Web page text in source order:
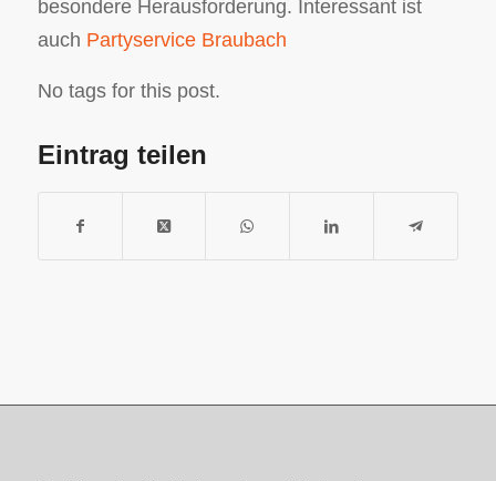
besondere Herausforderung. Interessant ist
auch Partyservice Braubach
No tags for this post.
Eintrag teilen